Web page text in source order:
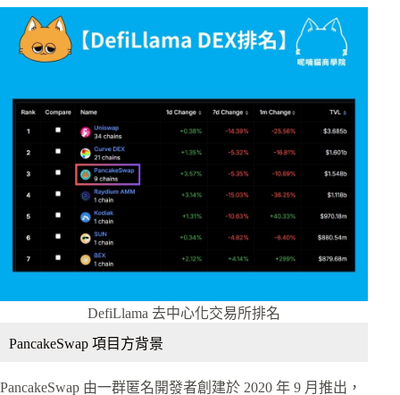
DefiLlama 去中心化交易所排名
PancakeSwap 項目方背景
PancakeSwap 由一群匿名開發者創建於 2020 年 9 月推出，